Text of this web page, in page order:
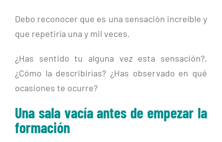
Debo reconocer que es una sensación increíble y
que repetiría una y mil veces.
¿Has sentido tu alguna vez esta sensación?,
¿Cómo la describirías? ¿Has observado en qué
ocasiones te ocurre?
Una sala vacía antes de empezar la
formación